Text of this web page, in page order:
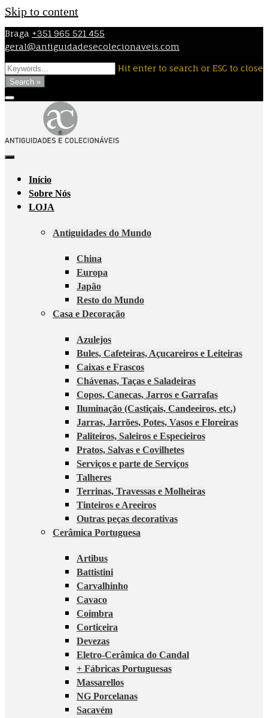
Skip to content
Braga +351 965 521 455
geral@antiguidadesecolecionaveis.com
Hit enter to search or ESC to close
Search »
Início
Sobre Nós
LOJA
Antiguidades do Mundo
China
Europa
Japão
Resto do Mundo
Casa e Decoração
Azulejos
Bules, Cafeteiras, Açucareiros e Leiteiras
Caixas e Frascos
Chávenas, Taças e Saladeiras
Copos, Canecas, Jarros e Garrafas
Iluminação (Castiçais, Candeeiros, etc.)
Jarras, Jarrões, Potes, Vasos e Floreiras
Paliteiros, Saleiros e Especieiros
Pratos, Salvas e Covilhetes
Serviços e parte de Serviços
Talheres
Terrinas, Travessas e Molheiras
Tinteiros e Areeiros
Outras peças decorativas
Cerâmica Portuguesa
Artibus
Battistini
Carvalhinho
Cavaco
Coimbra
Corticeira
Devezas
Eletro-Cerâmica do Candal
+ Fábricas Portuguesas
Massarellos
NG Porcelanas
Sacavém